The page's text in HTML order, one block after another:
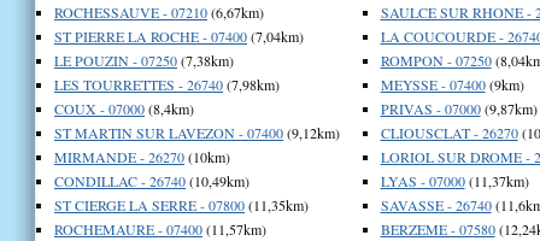
ROCHESSAUVE - 07210(6,67km)
ST PIERRE LA ROCHE - 07400(7,04km)
LE POUZIN - 07250(7,38km)
LES TOURRETTES - 26740(7,98km)
COUX - 07000(8,4km)
ST MARTIN SUR LAVEZON - 07400(9,12km)
MIRMANDE - 26270(10km)
CONDILLAC - 26740(10,49km)
ST CIERGE LA SERRE - 07800(11,35km)
ROCHEMAURE - 07400(11,57km)
SAULCE SUR RHONE -
LA COUCOURDE -
ROMPON - 07250
MEYSSE - 07400(9km)
PRIVAS - 07000(9,87km)
CLIOUSCLAT - 26270
LORIOL SUR DROME -
LYAS - 07000(11,37km)
SAVASSE - 26740
BERZEME - 07580